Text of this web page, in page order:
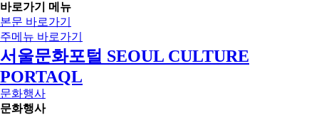
바로가기 메뉴
본문 바로가기
주메뉴 바로가기
서울문화포털 SEOUL CULTURE
PORTAQL
문화행사
문화행사